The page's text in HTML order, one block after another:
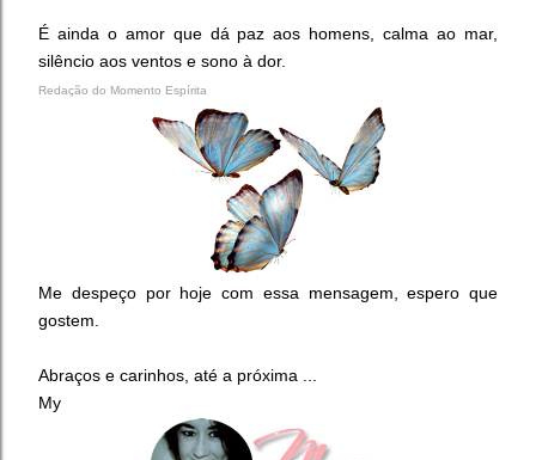
É ainda o amor que dá paz aos homens, calma ao mar,
silêncio aos ventos e sono à dor.
Redação do Momento Espírita
Me despeço por hoje com essa mensagem, espero que
gostem.
Abraços e carinhos, até a próxima ...
My